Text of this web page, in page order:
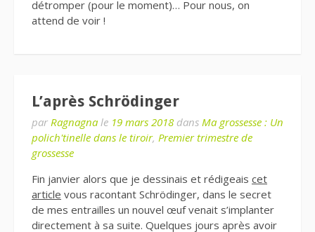
détromper (pour le moment)… Pour nous, on
attend de voir !
L’après Schrödinger
par Ragnagna le 19 mars 2018 dans Ma grossesse : Un
polich'tinelle dans le tiroir, Premier trimestre de
grossesse
Fin janvier alors que je dessinais et rédigeais cet
article vous racontant Schrödinger, dans le secret
de mes entrailles un nouvel œuf venait s’implanter
directement à sa suite. Quelques jours après avoir